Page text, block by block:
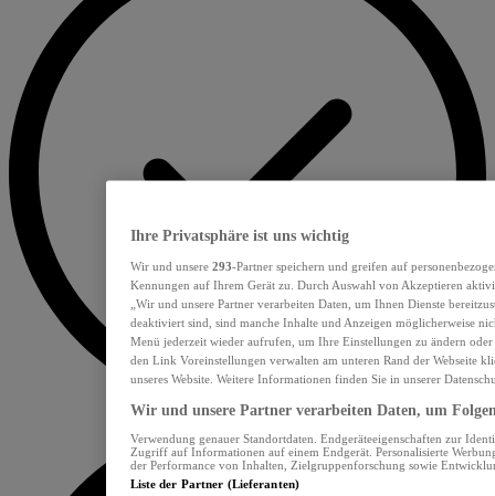
Ihre Privatsphäre ist uns wichtig
Wir und unsere 293-Partner speichern und greifen auf
Kennungen auf Ihrem Gerät zu. Durch Auswahl von Akzeptieren
„Wir und unsere Partner verarbeiten Daten, um Ihnen Dienste
deaktiviert sind, sind manche Inhalte und Anzeigen möglicherweise
Menü jederzeit wieder aufrufen, um Ihre Einstellungen zu ändern
den Link Voreinstellungen verwalten am unteren Rand der Webseite
unseres Website. Weitere Informationen finden Sie in unserer
Wir und unsere Partner verarbeiten Daten, um
Verwendung genauer Standortdaten. Endgeräteeigenschaften zur
Zugriff auf Informationen auf einem Endgerät. Personalisierte
der Performance von Inhalten, Zielgruppenforschung sowie
Liste der Partner (Lieferanten)